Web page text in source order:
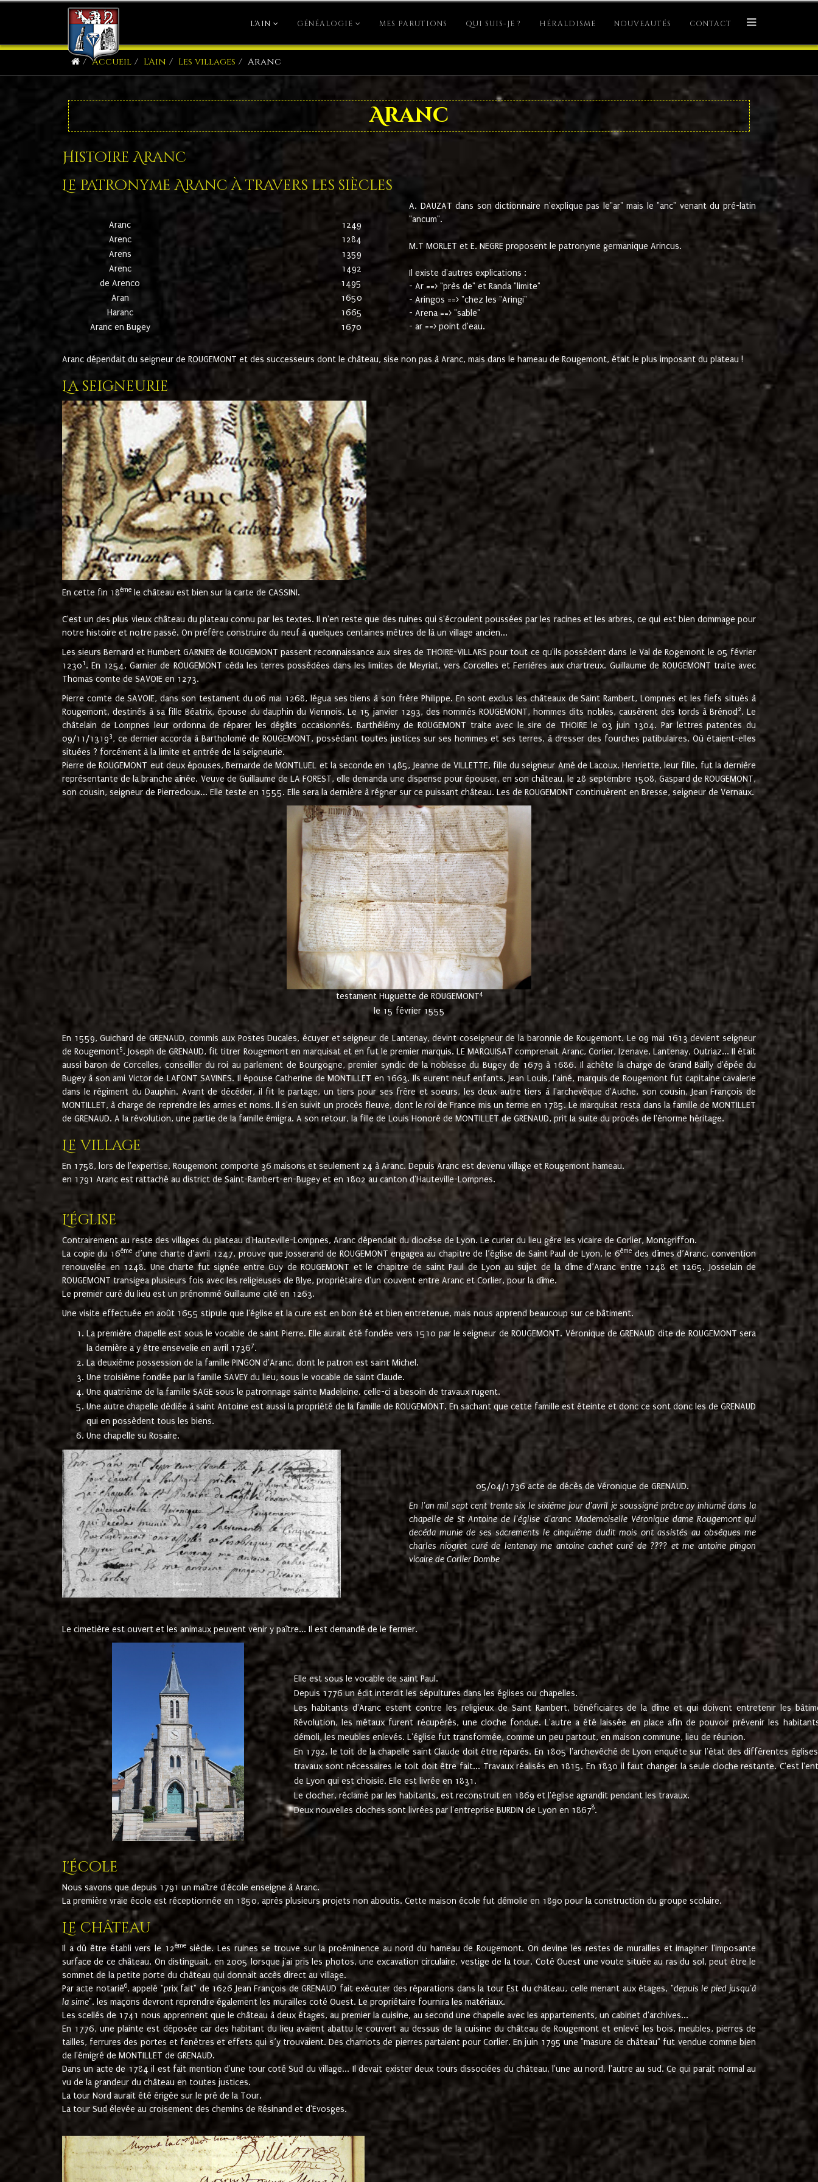
L'AIN GÉNÉALOGIE MES PARUTIONS QUI SUIS-JE ? HÉRALDISME NOUVEAUTÉS CONTACT
Accueil L'Ain Les villages Aranc
Aranc
Histoire Aranc
Le patronyme Aranc à travers les siècles
Aranc
1249
Arenc
1284
Arens
1359
Arenc
1492
de Arenco
1495
Aran
1650
Haranc
1665
Aranc en Bugey
1670
A. DAUZAT dans son dictionnaire n'explique pas le"ar" mais le "anc" venant du pré-latin
"ancum".
M.T MORLET et E. NEGRE proposent le patronyme germanique Arincus.
Il existe d'autres explications :
- Ar ==> "près de" et Randa "limite"
- Aringos ==> "chez les "Aringi"
- Arena ==> "sable"
- ar ==> point d'eau.
Aranc dépendait du seigneur de ROUGEMONT et des successeurs dont le château, sise non pas à Aranc, mais dans le hameau de Rougemont, était le plus imposant du plateau !
La seigneurie
En cette fin 18ème le château est bien sur la carte de CASSINI.
C'est un des plus vieux château du plateau connu par les textes. Il n'en reste que des ruines qui s'écroulent poussées par les racines et les arbres, ce qui est bien dommage pour
notre histoire et notre passé. On préfère construire du neuf à quelques centaines mètres de là un village ancien...
Les sieurs Bernard et Humbert GARNIER de ROUGEMONT passent reconnaissance aux sires de THOIRE-VILLARS pour tout ce qu'ils possèdent dans le Val de Rogemont le 05 février
12301 . En 1254, Garnier de ROUGEMONT céda les terres possédées dans les limites de Meyriat, vers Corcelles et Ferrières aux chartreux. Guillaume de ROUGEMONT traite avec
Thomas comte de SAVOIE en 1273.
Pierre comte de SAVOIE, dans son testament du 06 mai 1268, légua ses biens à son frère Philippe. En sont exclus les châteaux de Saint Rambert, Lompnes et les fiefs situés à
Rougemont, destinés à sa fille Béatrix, épouse du dauphin du Viennois. Le 15 janvier 1293, des nommés ROUGEMONT, hommes dits nobles, causèrent des tords à Brénod 2. Le
châtelain de Lompnes leur ordonna de réparer les dégâts occasionnés. Barthélémy de ROUGEMONT traite avec le sire de THOIRE le 03 juin 1304. Par lettres patentes du
09/11/13193, ce dernier accorda à Bartholomé de ROUGEMONT, possédant toutes justices sur ses hommes et ses terres, à dresser des fourches patibulaires. Où étaient-elles
situées ? forcément à la limite et entrée de la seigneurie.
Pierre de ROUGEMONT eut deux épouses, Bernarde de MONTLUEL et la seconde en 1485, Jeanne de VILLETTE, fille du seigneur Amé de Lacoux. Henriette, leur fille, fut la dernière
représentante de la branche aînée. Veuve de Guillaume de LA FOREST, elle demanda une dispense pour épouser, en son château, le 28 septembre 1508, Gaspard de ROUGEMONT,
son cousin, seigneur de Pierrecloux... Elle teste en 1555. Elle sera la dernière à régner sur ce puissant château. Les de ROUGEMONT continuèrent en Bresse, seigneur de Vernaux.
testament Huguette de ROUGEMONT4
le 15 février 1555
En 1559, Guichard de GRENAUD, commis aux Postes Ducales, écuyer et seigneur de Lantenay, devint coseigneur de la baronnie de Rougemont. Le 09 mai 1613 devient seigneur
de Rougemont5. Joseph de GRENAUD, fit titrer Rougemont en marquisat et en fut le premier marquis. LE MARQUISAT comprenait Aranc, Corlier, Izenave, Lantenay, Outriaz... Il était
aussi baron de Corcelles, conseiller du roi au parlement de Bourgogne, premier syndic de la noblesse du Bugey de 1679 à 1686. Il achète la charge de Grand Bailly d'épée du
Bugey à son ami Victor de LAFONT SAVINES. Il épouse Catherine de MONTILLET en 1663. Ils eurent neuf enfants. Jean Louis, l'ainé, marquis de Rougemont fut capitaine cavalerie
dans le régiment du Dauphin. Avant de décéder, il fit le partage, un tiers pour ses frère et soeurs, les deux autre tiers à l'archevêque d'Auche, son cousin, Jean François de
MONTILLET, à charge de reprendre les armes et noms. Il s'en suivit un procès fleuve, dont le roi de France mis un terme en 1785. Le marquisat resta dans la famille de MONTILLET
de GRENAUD. A la révolution, une partie de la famille émigra. A son retour, la fille de Louis Honoré de MONTILLET de GRENAUD, prit la suite du procès de l'énorme héritage.
Le village
En 1758, lors de l'expertise, Rougemont comporte 36 maisons et seulement 24 à Aranc. Depuis Aranc est devenu village et Rougemont hameau.
en 1791 Aranc est rattaché au district de Saint-Rambert-en-Bugey et en 1802 au canton d'Hauteville-Lompnes.
L'église
Contrairement au reste des villages du plateau d'Hauteville-Lompnes, Aranc dépendait du diocèse de Lyon. Le curier du lieu gère les vicaire de Corlier, Montgriffon.
La copie du 16ème d’une charte d’avril 1247, prouve que Josserand de ROUGEMONT engagea au chapitre de l’église de Saint Paul de Lyon, le 6ème des dîmes d’Aranc, convention
renouvelée en 1248. Une charte fut signée entre Guy de ROUGEMONT et le chapitre de saint Paul de Lyon au sujet de la dîme d’Aranc entre 1248 et 1265. Josselain de
ROUGEMONT transigea plusieurs fois avec les religieuses de Blye, propriétaire d'un couvent entre Aranc et Corlier, pour la dîme.
Le premier curé du lieu est un prénommé Guillaume cité en 1263.
Une visite effectuée en août 1655 stipule que l'église et la cure est en bon été et bien entretenue, mais nous apprend beaucoup sur ce bâtiment.
La première chapelle est sous le vocable de saint Pierre. Elle aurait été fondée vers 1510 par le seigneur de ROUGEMONT. Véronique de GRENAUD dite de ROUGEMONT sera
la dernière a y être ensevelie en avril 17367.
La deuxième possession de la famille PINGON d'Aranc, dont le patron est saint Michel.
Une troisième fondée par la famille SAVEY du lieu, sous le vocable de saint Claude.
Une quatrième de la famille SAGE sous le patronnage sainte Madeleine. celle-ci a besoin de travaux rugent.
Une autre chapelle dédiée à saint Antoine est aussi la propriété de la famille de ROUGEMONT. En sachant que cette famille est éteinte et donc ce sont donc les de GRENAUD
qui en possèdent tous les biens.
Une chapelle su Rosaire.
05/04/1736 acte de décès de Véronique de GRENAUD.
En l'an mil sept cent trente six le sixième jour d'avril je soussigné prêtre ay inhumé dans la
chapelle de St Antoine de l'église d'aranc Mademoiselle Véronique dame Rougemont qui
decéda munie de ses sacrements le cinquième dudit mois ont assistés au obsèques me
charles niogret curé de lentenay me antoine cachet curé de ???? et me antoine pingon
vicaire de Corlier Dombe
Le cimetière est ouvert et les animaux peuvent venir y paître... Il est demandé de le fermer.
Elle est sous le vocable de saint Paul.
Depuis 1776 un édit interdit les sépultures dans les églises ou chapelles.
Les habitants d'Aranc estent contre les religieux de Saint Rambert, bénéficiaires de la dîme et qui doivent entretenir les
Révolution, les métaux furent récupérés, une cloche fondue. L'autre a été laissée en place afin de pouvoir prévenir les
démoli, les meubles enlevés. L'église fut transformée, comme un peu partout, en maison commune, lieu de réunion.
En 1792, le toit de la chapelle saint Claude doit être réparés. En 1805 l'archevêché de Lyon enquête sur l'état des différentes
travaux sont nécessaires le toit doit être fait... Travaux réalisés en 1815. En 1830 il faut changer la seule cloche restante. C'est
de Lyon qui est choisie. Elle est livrée en 1831.
Le clocher, réclamé par les habitants, est reconstruit en 1869 et l'église agrandit pendant les travaux.
Deux nouvelles cloches sont livrées par l'entreprise BURDIN de Lyon en 18678.
L'école
Nous savons que depuis 1791 un maître d'école enseigne à Aranc.
La première vraie école est réceptionnée en 1850, après plusieurs projets non aboutis. Cette maison école fut démolie en 1890 pour la construction du groupe scolaire.
Le château
Il a dû être établi vers le 12èmesiècle. Les ruines se trouve sur la proéminence au nord du hameau de Rougemont. On devine les restes de murailles et imaginer l'imposante
surface de ce château. On distinguait, en 2005 lorsque j'ai pris les photos, une excavation circulaire, vestige de la tour. Coté Ouest une voute située au ras du sol, peut être le
sommet de la petite porte du château qui donnait accès direct au village.
Par acte notarié6, appelé "prix fait" de 1626 Jean François de GRENAUD fait exécuter des réparations dans la tour Est du château, celle menant aux étages, "depuis le pied jusqu'à
la sime". les maçons devront reprendre également les murailles coté Ouest. Le propriétaire fournira les matériaux.
Les scellés de 1741 nous apprennent que le château à deux étages, au premier la cuisine, au second une chapelle avec les appartements, un cabinet d'archives...
En 1776, une plainte est déposée car des habitant du lieu avaient abattu le couvert au dessus de la cuisine du château de Rougemont et enlevé les bois, meubles, pierres de
tailles, ferrures des portes et fenêtres et effets qui s’y trouvaient. Des charriots de pierres partaient pour Corlier. En juin 1795 une "masure de château" fut vendue comme bien
de l'émigré de MONTILLET de GRENAUD.
Dans un acte de 1784 il est fait mention d'une tour coté Sud du village... Il devait exister deux tours dissociées du château, l'une au nord, l'autre au sud. Ce qui parait normal au
vu de la grandeur du château en toutes justices.
La tour Nord aurait été érigée sur le pré de la Tour.
La tour Sud élevée au croisement des chemins de Résinand et d'Evosges.